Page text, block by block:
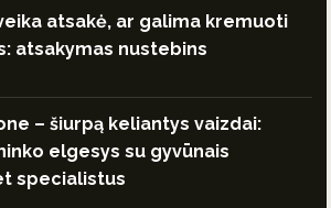
atsakė, ar galima kremuoti
atsakymas nustebins
– šiurpą keliantys vaizdai:
elgesys su gyvūnais
specialistus